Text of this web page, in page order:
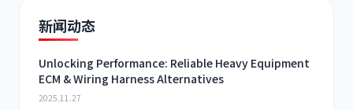
新闻动态
Unlocking Performance: Reliable Heavy Equipment
ECM & Wiring Harness Alternatives
2025.11.27